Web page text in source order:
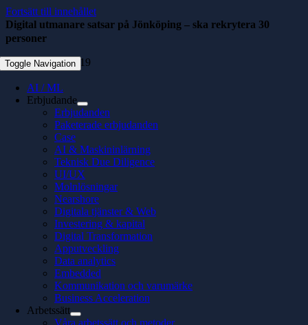
Fortsätt till innehållet
Toggle Navigation
AI / ML
Erbjudande
Erbjudanden
Paketerade erbjudanden
Case
AI & Maskininlärning
Teknisk Due Diligence
UI/UX
Molnlösningar
Nearshore
Digitala tjänster & Web
Investering & kapital
Digital Transformation
Apputveckling
Data analytics
Embedded
Kommunikation och varumärke
Business Acceleration
Arbetssätt
Våra arbetssätt och metoder
Digital utmanare satsar på Jönköping – ska rekrytera 30
personer
september 18, 2019